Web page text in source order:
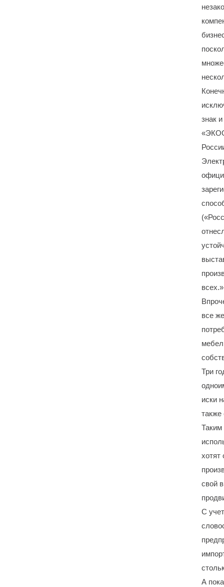
знак
всех.»
все
Три
иски
также
Таким
хотят
свой
С
А